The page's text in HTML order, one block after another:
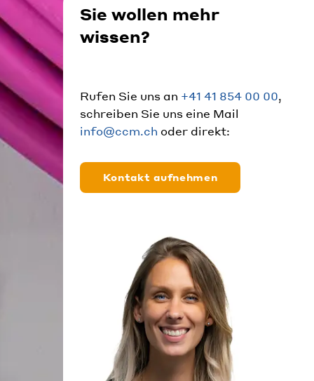
Sie wollen mehr
wissen?
Rufen Sie uns an +41 41 854 00 00,
schreiben Sie uns eine Mail
info@ccm.ch oder direkt:
Kontakt aufnehmen